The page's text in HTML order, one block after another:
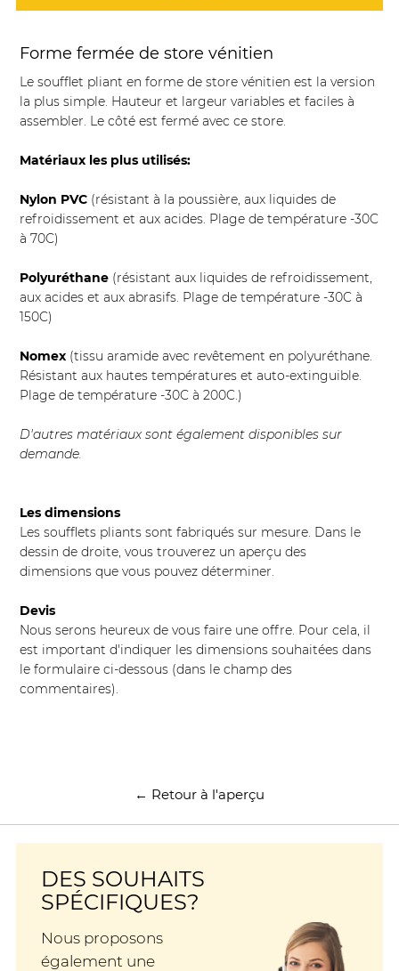
Forme fermée de store vénitien
Le soufflet pliant en forme de store vénitien est la version
la plus simple. Hauteur et largeur variables et faciles à
assembler. Le côté est fermé avec ce store.
Matériaux les plus utilisés:
Nylon PVC (résistant à la poussière, aux liquides de
refroidissement et aux acides. Plage de température -30C
à 70C)
Polyuréthane (résistant aux liquides de refroidissement,
aux acides et aux abrasifs. Plage de température -30C à
150C)
Nomex (tissu aramide avec revêtement en polyuréthane.
Résistant aux hautes températures et auto-extinguible.
Plage de température -30C à 200C.)
D'autres matériaux sont également disponibles sur
demande.
Les dimensions
Les soufflets pliants sont fabriqués sur mesure. Dans le
dessin de droite, vous trouverez un aperçu des
dimensions que vous pouvez déterminer.
Devis
Nous serons heureux de vous faire une offre. Pour cela, il
est important d'indiquer les dimensions souhaitées dans
le formulaire ci-dessous (dans le champ des
commentaires).
← Retour à l'aperçu
DES SOUHAITS
SPÉCIFIQUES?
Nous proposons
également une